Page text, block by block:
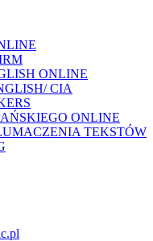
ONLINE
CIA
ONLINE
TEKSTÓW